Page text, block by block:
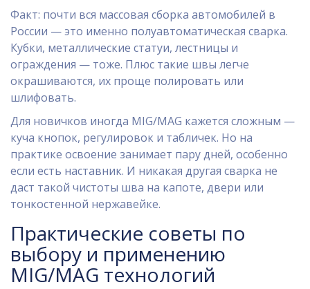
Факт: почти вся массовая сборка автомобилей в
России — это именно полуавтоматическая сварка.
Кубки, металлические статуи, лестницы и
ограждения — тоже. Плюс такие швы легче
окрашиваются, их проще полировать или
шлифовать.
Для новичков иногда MIG/MAG кажется сложным —
куча кнопок, регулировок и табличек. Но на
практике освоение занимает пару дней, особенно
если есть наставник. И никакая другая сварка не
даст такой чистоты шва на капоте, двери или
тонкостенной нержавейке.
Практические советы по
выбору и применению
MIG/MAG технологий